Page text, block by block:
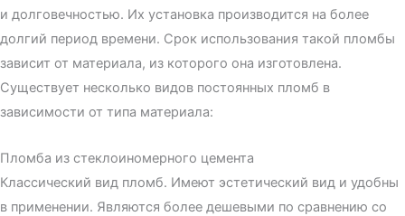
и долговечностью. Их установка производится на более
долгий период времени. Срок использования такой пломбы
зависит от материала, из которого она изготовлена.
Существует несколько видов постоянных пломб в
зависимости от типа материала:
Пломба из стеклоиномерного цемента
Классический вид пломб. Имеют эстетический вид и удобны
в применении. Являются более дешевыми по сравнению со